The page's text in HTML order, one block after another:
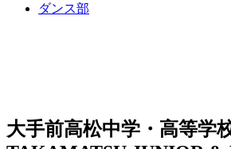
ダンス部
大手前高松中学・高等学